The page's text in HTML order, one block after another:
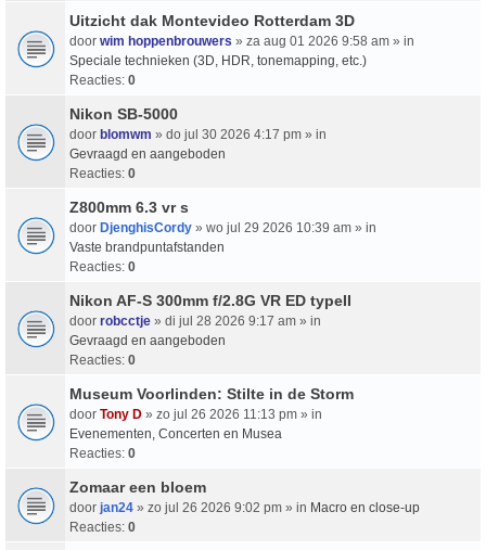
Uitzicht dak Montevideo Rotterdam 3D
door wim hoppenbrouwers » za aug 01 2026 9:58 am » in
Speciale technieken (3D, HDR, tonemapping, etc.)
Reacties: 0
Nikon SB-5000
door blomwm » do jul 30 2026 4:17 pm » in
Gevraagd en aangeboden
Reacties: 0
Z800mm 6.3 vr s
door DjenghisCordy » wo jul 29 2026 10:39 am » in
Vaste brandpuntafstanden
Reacties: 0
Nikon AF-S 300mm f/2.8G VR ED typeII
door robcctje » di jul 28 2026 9:17 am » in
Gevraagd en aangeboden
Reacties: 0
Museum Voorlinden: Stilte in de Storm
door Tony D » zo jul 26 2026 11:13 pm » in
Evenementen, Concerten en Musea
Reacties: 0
Zomaar een bloem
door jan24 » zo jul 26 2026 9:02 pm » in Macro en close-up
Reacties: 0